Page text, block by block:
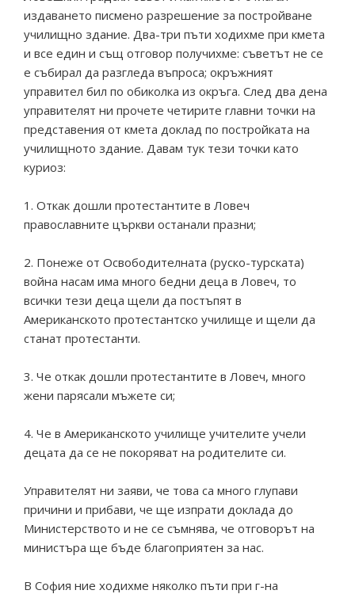
издаването писмено разрешение за постройване
училищно здание. Два-три пъти ходихме при кмета
и все един и същ отговор получихме: съветът не се
е събирал да разгледа въпроса; окръжният
управител бил по обиколка из окръга. След два дена
управителят ни прочете четирите главни точки на
представения от кмета доклад по постройката на
училищното здание. Давам тук тези точки като
куриоз:
1. Откак дошли протестантите в Ловеч
православните църкви останали празни;
2. Понеже от Освободителната (руско-турската)
война насам има много бедни деца в Ловеч, то
всички тези деца щели да постъпят в
Американското протестантско училище и щели да
станат протестанти.
3. Че откак дошли протестантите в Ловеч, много
жени парясали мъжете си;
4. Че в Американското училище учителите учели
децата да се не покоряват на родителите си.
Управителят ни заяви, че това са много глупави
причини и прибави, че ще изпрати доклада до
Министерството и не се съмнява, че отговорът на
министъра ще бъде благоприятен за нас.
В София ние ходихме няколко пъти при г-на